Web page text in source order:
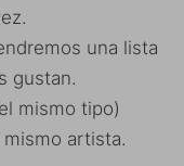
una lista
gustan.
mismo tipo)
artista.